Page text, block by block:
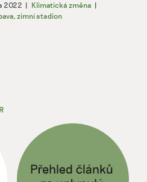
2022 | Klimatická změna |
, zimní stadion